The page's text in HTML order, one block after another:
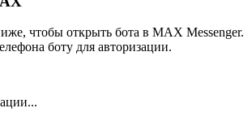
чтобы открыть бота в MAX Messenger.
боту для авторизации.